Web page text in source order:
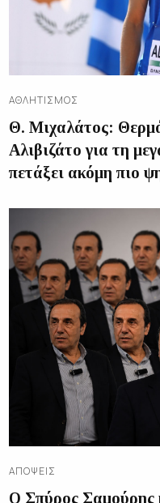
ΑΘΛΗΤΙΣΜΌΣ
Θ. Μιχαλάτος:
Αλιβιζάτο για τη
πετάξει ακόμη πιο
ΑΠΌΨΕΙΣ
Ο Σπύρος Σαμούρης